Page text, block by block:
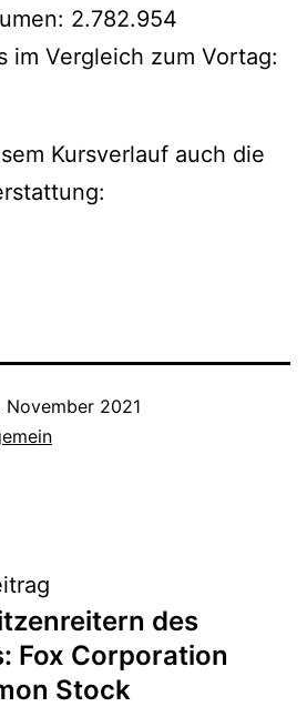
2.782.954
im Vergleich zum Vortag:
Kursverlauf auch die
November 2021
des
Fox Corporation
Stock